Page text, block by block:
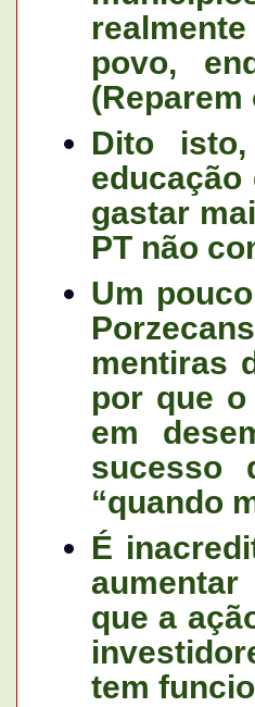
povo,
Dito
gastar
PT não
Um
mentiras
por que
em
sucesso
“quando
É
que a
tem